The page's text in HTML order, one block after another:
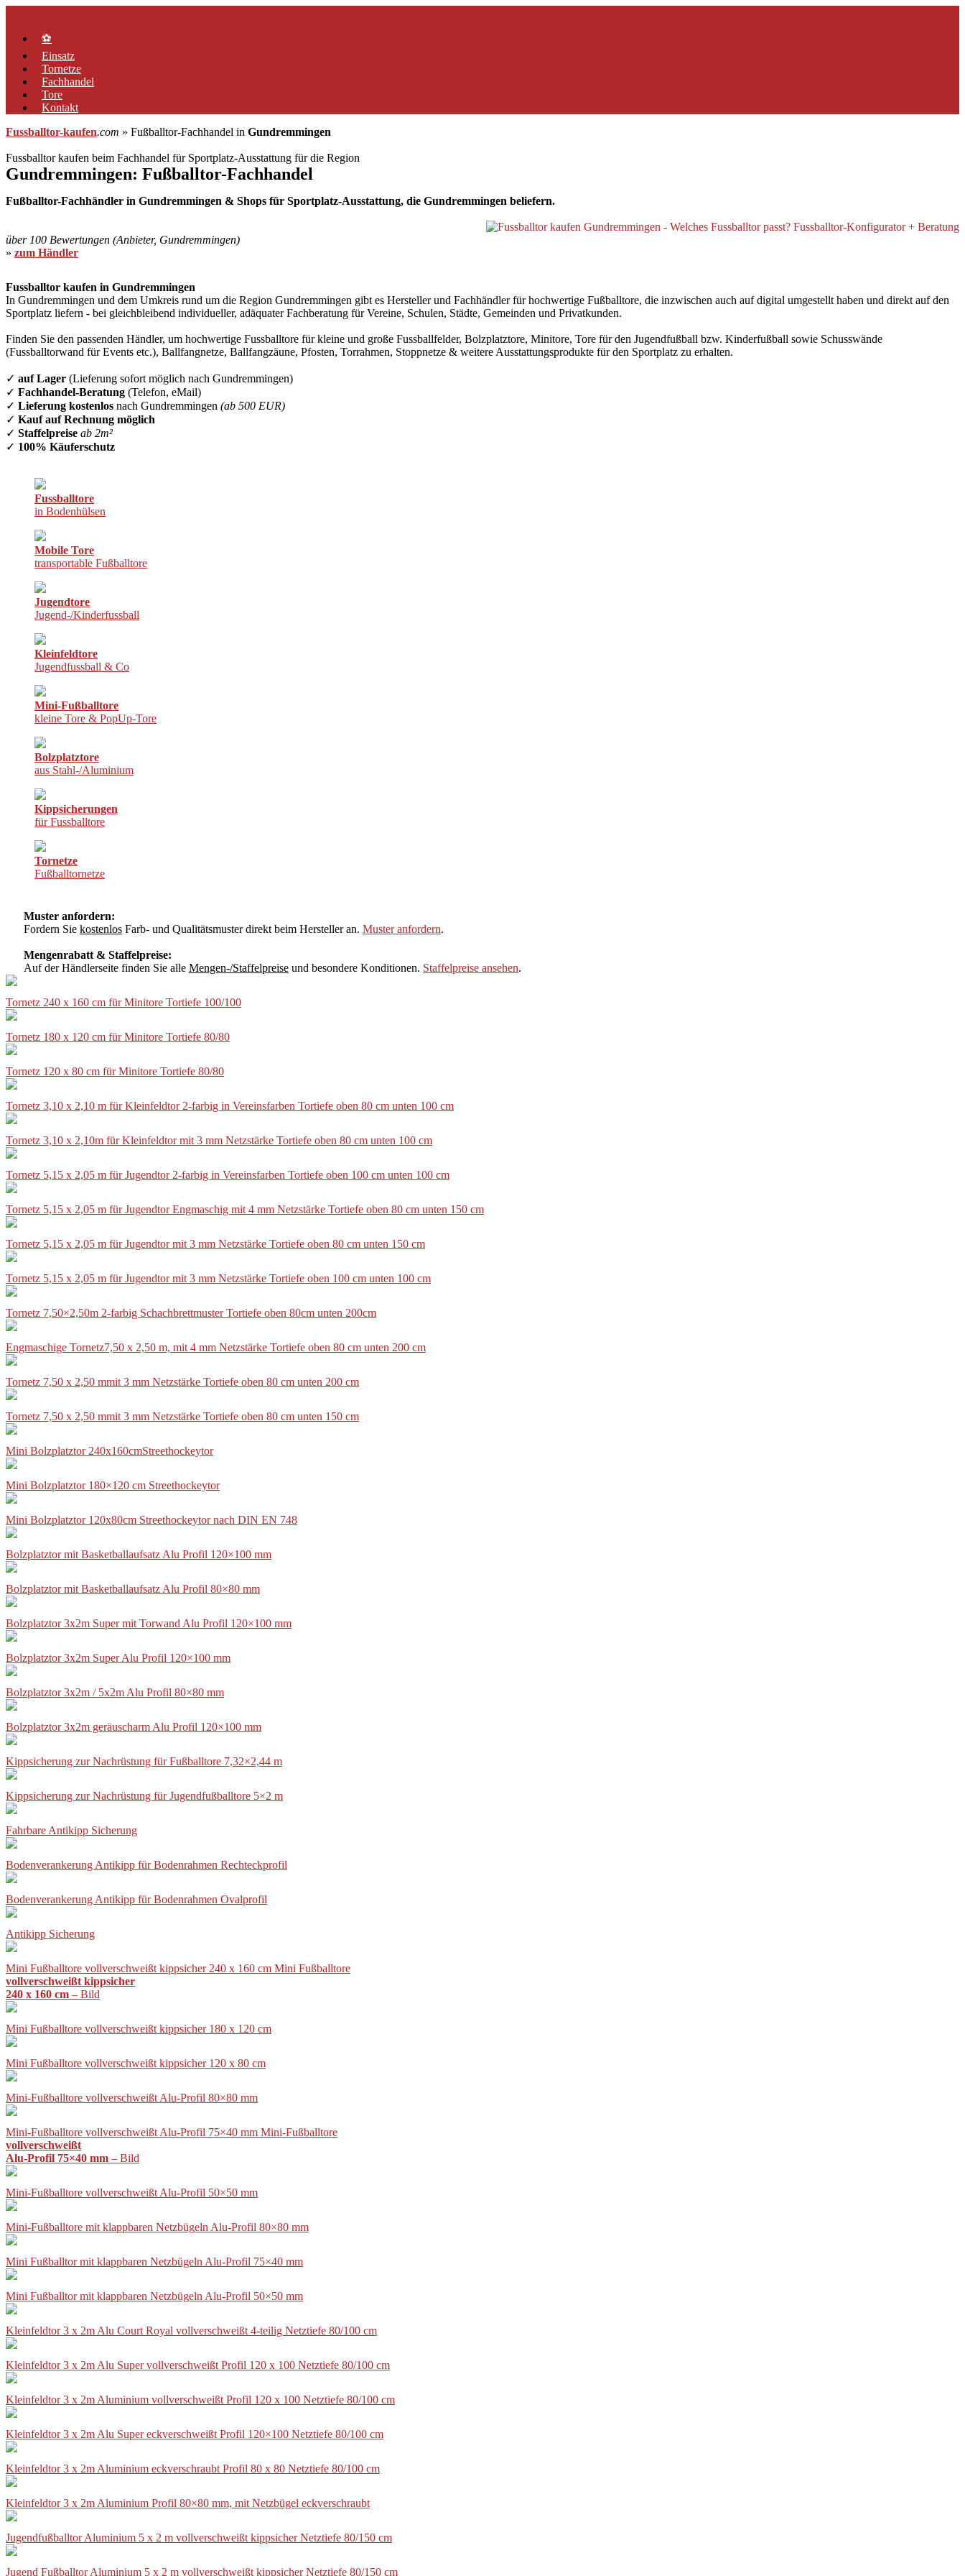
springen⚽
Einsatz
Tornetze
Fachhandel
Tore
Kontakt
Fussballtor-kaufen.com » Fußballtor-Fachhandel in Gundremmingen
Fussballtor kaufen beim Fachhandel für Sportplatz-Ausstattung für die Region
Gundremmingen: Fußballtor-Fachhandel
Fußballtor-Fachhändler in Gundremmingen & Shops für Sportplatz-Ausstattung, die Gundremmingen beliefern.
über 100 Bewertungen (Anbieter, Gundremmingen)
» zum Händler
Fussballtor kaufen in Gundremmingen
In Gundremmingen und dem Umkreis rund um die Region Gundremmingen gibt es Hersteller und Fachhändler für hochwertige Fußballtore, die inzwischen auch auf digital umgestellt haben und direkt auf den
Sportplatz liefern - bei gleichbleibend individueller, adäquater Fachberatung für Vereine, Schulen, Städte, Gemeinden und Privatkunden.
Finden Sie den passenden Händler, um hochwertige Fussballtore für kleine und große Fussballfelder, Bolzplatztore, Minitore, Tore für den Jugendfußball bzw. Kinderfußball sowie Schusswände
(Fussballtorwand für Events etc.), Ballfangnetze, Ballfangzäune, Pfosten, Torrahmen, Stoppnetze & weitere Ausstattungsprodukte für den Sportplatz zu erhalten.
✓ auf Lager (Lieferung sofort möglich nach Gundremmingen)
✓ Fachhandel-Beratung (Telefon, eMail)
✓ Lieferung kostenlos nach Gundremmingen (ab 500 EUR)
✓ Kauf auf Rechnung möglich
✓ Staffelpreise ab 2m²
✓ 100% Käuferschutz
Fussballtore
in Bodenhülsen
Mobile Tore
transportable Fußballtore
Jugendtore
Jugend-/Kinderfussball
Kleinfeldtore
Jugendfussball & Co
Mini-Fußballtore
kleine Tore & PopUp-Tore
Bolzplatztore
aus Stahl-/Aluminium
Kippsicherungen
für Fussballtore
Tornetze
Fußballtornetze
Muster anfordern:
Fordern Sie kostenlos Farb- und Qualitätsmuster direkt beim Hersteller an. Muster anfordern.
Mengenrabatt & Staffelpreise:
Auf der Händlerseite finden Sie alle Mengen-/Staffelpreise und besondere Konditionen. Staffelpreise ansehen.
Tornetz 240 x 160 cm für Minitore Tortiefe 100/100
Tornetz 180 x 120 cm für Minitore Tortiefe 80/80
Tornetz 120 x 80 cm für Minitore Tortiefe 80/80
Tornetz 3,10 x 2,10 m für Kleinfeldtor 2-farbig in Vereinsfarben Tortiefe oben 80 cm unten 100 cm
Tornetz 3,10 x 2,10m für Kleinfeldtor mit 3 mm Netzstärke Tortiefe oben 80 cm unten 100 cm
Tornetz 5,15 x 2,05 m für Jugendtor 2-farbig in Vereinsfarben Tortiefe oben 100 cm unten 100 cm
Tornetz 5,15 x 2,05 m für Jugendtor Engmaschig mit 4 mm Netzstärke Tortiefe oben 80 cm unten 150 cm
Tornetz 5,15 x 2,05 m für Jugendtor mit 3 mm Netzstärke Tortiefe oben 80 cm unten 150 cm
Tornetz 5,15 x 2,05 m für Jugendtor mit 3 mm Netzstärke Tortiefe oben 100 cm unten 100 cm
Tornetz 7,50×2,50m 2-farbig Schachbrettmuster Tortiefe oben 80cm unten 200cm
Engmaschige Tornetz7,50 x 2,50 m, mit 4 mm Netzstärke Tortiefe oben 80 cm unten 200 cm
Tornetz 7,50 x 2,50 mmit 3 mm Netzstärke Tortiefe oben 80 cm unten 200 cm
Tornetz 7,50 x 2,50 mmit 3 mm Netzstärke Tortiefe oben 80 cm unten 150 cm
Mini Bolzplatztor 240x160cmStreethockeytor
Mini Bolzplatztor 180×120 cm Streethockeytor
Mini Bolzplatztor 120x80cm Streethockeytor nach DIN EN 748
Bolzplatztor mit Basketballaufsatz Alu Profil 120×100 mm
Bolzplatztor mit Basketballaufsatz Alu Profil 80×80 mm
Bolzplatztor 3x2m Super mit Torwand Alu Profil 120×100 mm
Bolzplatztor 3x2m Super Alu Profil 120×100 mm
Bolzplatztor 3x2m / 5x2m Alu Profil 80×80 mm
Bolzplatztor 3x2m geräuscharm Alu Profil 120×100 mm
Kippsicherung zur Nachrüstung für Fußballtore 7,32×2,44 m
Kippsicherung zur Nachrüstung für Jugendfußballtore 5×2 m
Fahrbare Antikipp Sicherung
Bodenverankerung Antikipp für Bodenrahmen Rechteckprofil
Bodenverankerung Antikipp für Bodenrahmen Ovalprofil
Antikipp Sicherung
Mini Fußballtore vollverschweißt kippsicher 240 x 160 cm Mini Fußballtore
vollverschweißt kippsicher
240 x 160 cm – Bild
Mini Fußballtore vollverschweißt kippsicher 180 x 120 cm
Mini Fußballtore vollverschweißt kippsicher 120 x 80 cm
Mini-Fußballtore vollverschweißt Alu-Profil 80×80 mm
Mini-Fußballtore vollverschweißt Alu-Profil 75×40 mm Mini-Fußballtore
vollverschweißt
Alu-Profil 75×40 mm – Bild
Mini-Fußballtore vollverschweißt Alu-Profil 50×50 mm
Mini-Fußballtore mit klappbaren Netzbügeln Alu-Profil 80×80 mm
Mini Fußballtor mit klappbaren Netzbügeln Alu-Profil 75×40 mm
Mini Fußballtor mit klappbaren Netzbügeln Alu-Profil 50×50 mm
Kleinfeldtor 3 x 2m Alu Court Royal vollverschweißt 4-teilig Netztiefe 80/100 cm
Kleinfeldtor 3 x 2m Alu Super vollverschweißt Profil 120 x 100 Netztiefe 80/100 cm
Kleinfeldtor 3 x 2m Aluminium vollverschweißt Profil 120 x 100 Netztiefe 80/100 cm
Kleinfeldtor 3 x 2m Alu Super eckverschweißt Profil 120×100 Netztiefe 80/100 cm
Kleinfeldtor 3 x 2m Aluminium eckverschraubt Profil 80 x 80 Netztiefe 80/100 cm
Kleinfeldtor 3 x 2m Aluminium Profil 80×80 mm, mit Netzbügel eckverschraubt
Jugendfußballtor Aluminium 5 x 2 m vollverschweißt kippsicher Netztiefe 80/150 cm
Jugend Fußballtor Aluminium 5 x 2 m vollverschweißt kippsicher Netztiefe 80/150 cm